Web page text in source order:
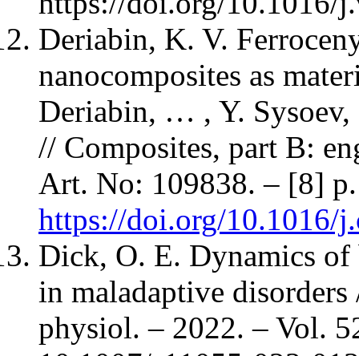
Deriabin, K. V.
nanocomposites as
Deriabin, … , Y.
// Composites, part B:
Art. No: 109838. – [8]
https://doi.org/10.1016/
Dick, O. E. Dynamics
in maladaptive
physiol. – 2022. – Vol.